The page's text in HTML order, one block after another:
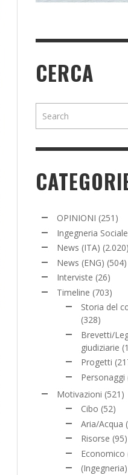
CERCA
OPINIONI (251)
Ingegneria Sociale
News (ITA) (2.020)
News (ENG) (504)
Interviste (26)
Timeline (703)
Storia del
(328)
Brevetti/
giudiziarie
Progetti
Personaggi
Motivazioni (521)
Cibo (52)
Aria/Acqua
Risorse (95)
Economico